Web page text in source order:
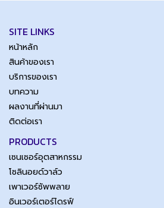
SITE LINKS
หน้าหลัก
สินค้าของเรา
บริการของเรา
บทความ
ผลงานที่ผ่านมา
ติดต่อเรา
PRODUCTS
เซนเซอร์อุตสาหกรรม
โซลินอยด์วาล์ว
เพาเวอร์ซัพพลาย
อินเวอร์เตอร์ไดรฟ์